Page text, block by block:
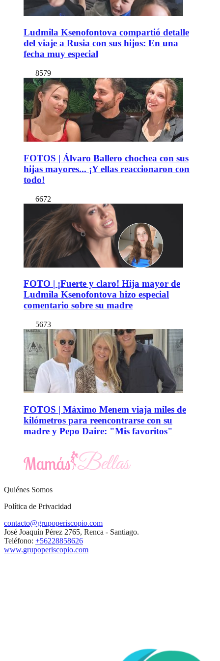
Ludmila Ksenofontova compartió detalle
del viaje a Rusia con sus hijos: En una
fecha muy especial
8579
FOTOS | Álvaro Ballero chochea con sus
hijas mayores... ¡Y ellas reaccionaron con
todo!
6672
FOTO | ¡Fuerte y claro! Hija mayor de
Ludmila Ksenofontova hizo especial
comentario sobre su madre
5673
FOTOS | Máximo Menem viaja miles de
kilómetros para reencontrarse con su
madre y Pepo Daire: "Mis favoritos"
Quiénes Somos
Política de Privacidad
contacto@grupoperiscopio.com
José Joaquín Pérez 2765, Renca - Santiago.
Teléfono: +56228858626
www.grupoperiscopio.com